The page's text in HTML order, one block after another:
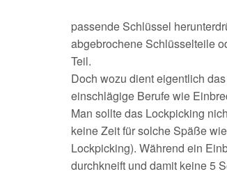
passende Schlüssel
abgebrochene Schlüsselteile
Teil.
Doch wozu dient eigentlich
einschlägige Berufe wie
Man sollte das Lockpicking
keine Zeit für solche Späße
Lockpicking). Während ein
durchkneift und damit keine 5